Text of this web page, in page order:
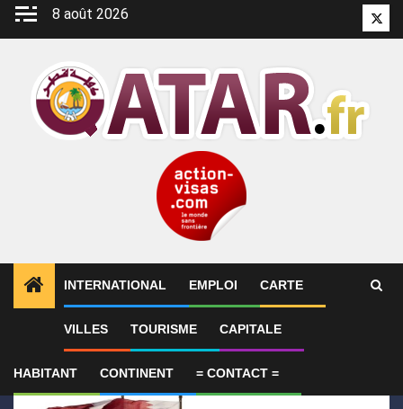
Aller
8 août 2026
INTERNATIONAL EMPLOI CARTE
VILLES TOURISME CAPITALE
HABITANT CONTINENT = CONTACT =
ALERTES INFO 1 Le Qatar condamne l’attentat